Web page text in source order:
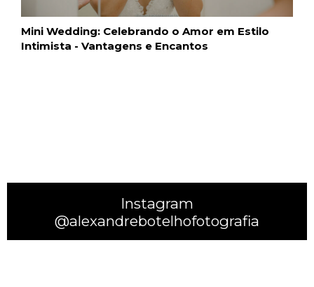
Mini Wedding: Celebrando o Amor em Estilo
Intimista - Vantagens e Encantos
Instagram
@alexandrebotelhofotografia